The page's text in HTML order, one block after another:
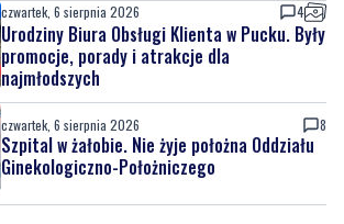
czwartek, 6 sierpnia 2026 4
Urodziny Biura Obsługi Klienta w Pucku. Były
promocje, porady i atrakcje dla
najmłodszych
czwartek, 6 sierpnia 2026 8
Szpital w żałobie. Nie żyje położna Oddziału
Ginekologiczno-Położniczego